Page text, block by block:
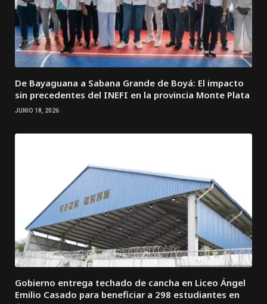
De Bayaguana a Sabana Grande de Boyá: El impacto
sin precedentes del INEFI en la provincia Monte Plata
JUNIO 18, 2026
Gobierno entrega techado de cancha en Liceo Ángel
Emilio Casado para beneficiar a 298 estudiantes en